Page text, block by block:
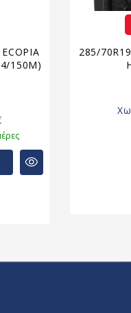
150M)
285/